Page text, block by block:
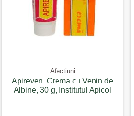
Afectiuni
Apireven, Crema cu Venin de
Albine, 30 g, Institutul Apicol